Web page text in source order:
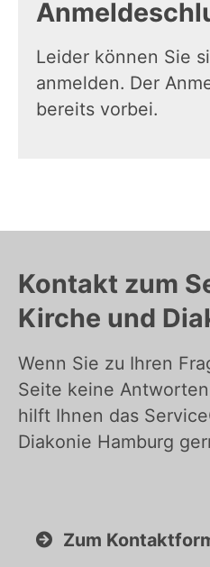
Leider können Sie
anmelden. Der
bereits vorbei.
Kontakt zum
Kirche und
Wenn Sie zu Ihren
Seite keine
hilft Ihnen das
Diakonie Hamburg
Zum